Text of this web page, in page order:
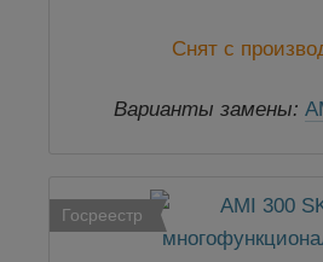
Снят с
Варианты замены:
Госреестр